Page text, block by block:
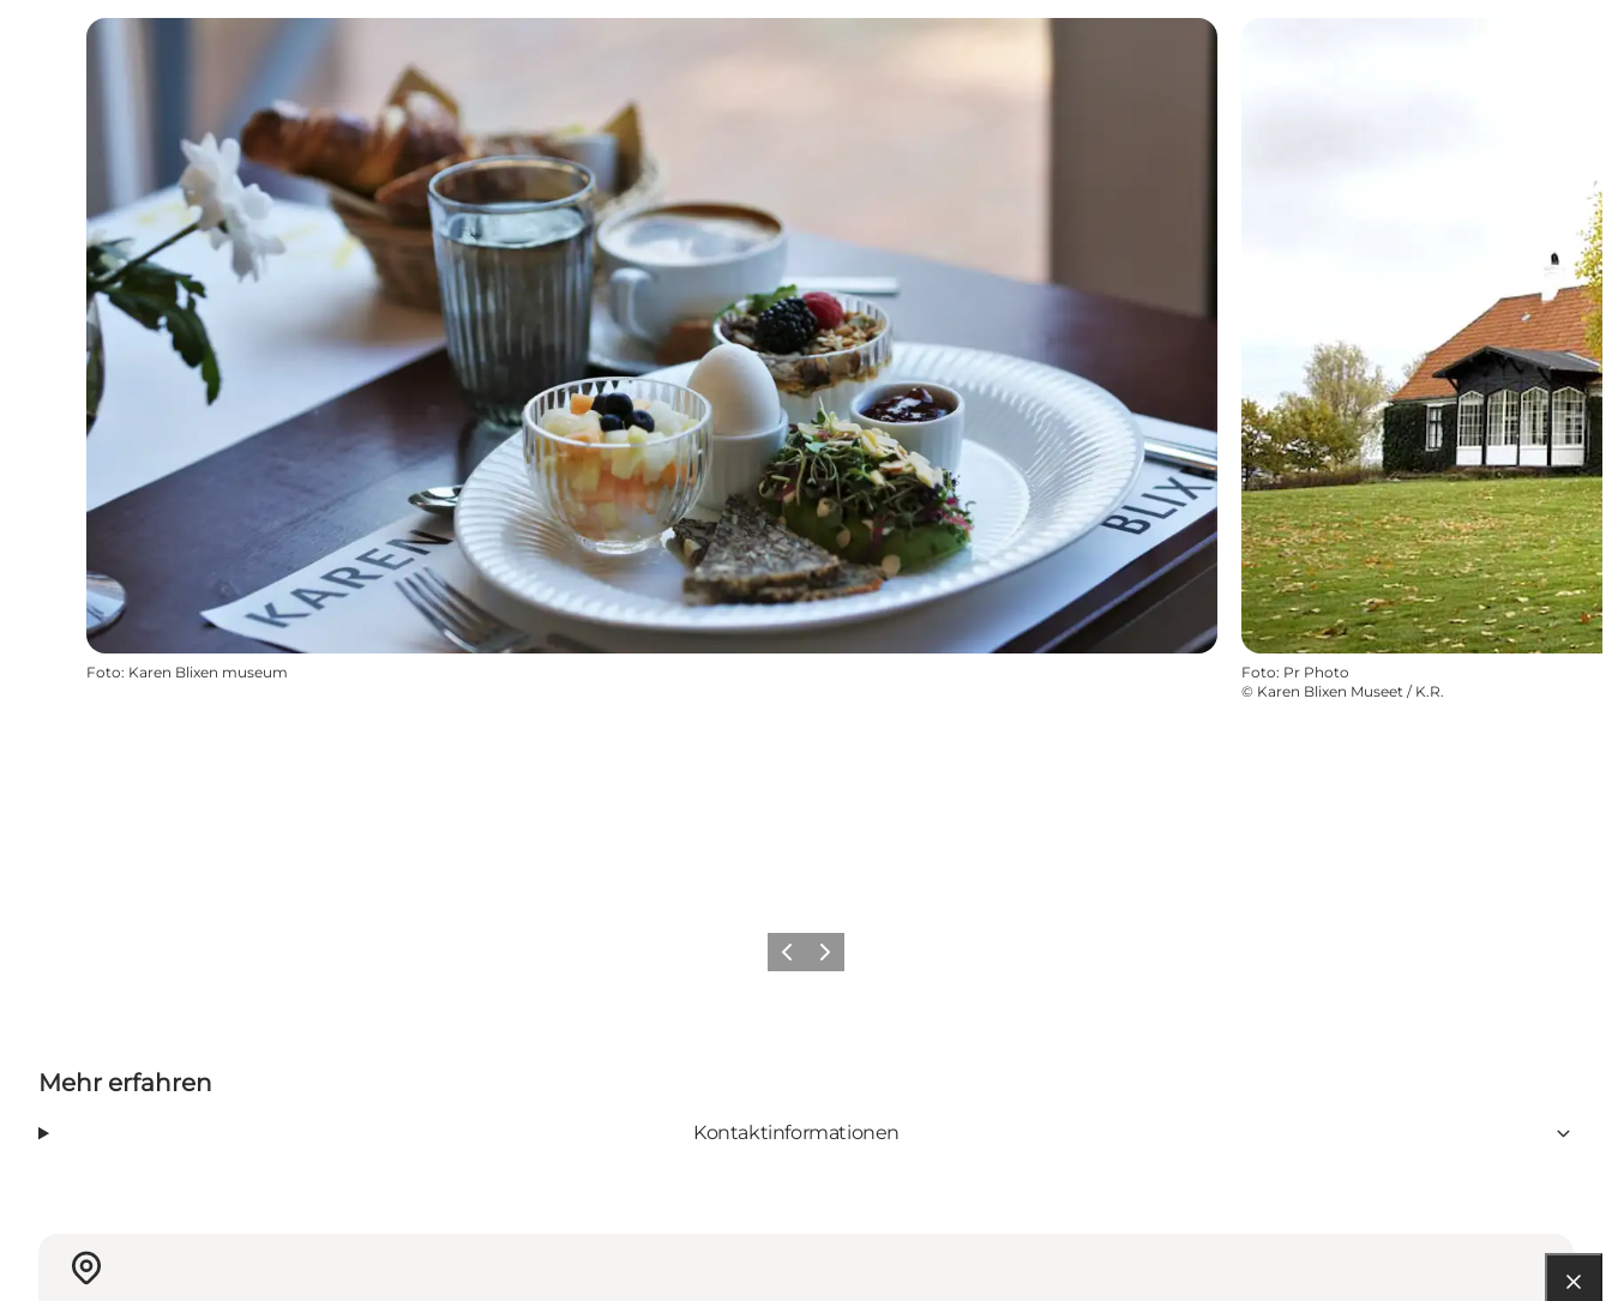
Foto: Karen Blixen museum Foto: Pr Photo
© Karen Blixen Museet / K.R.
ZurückWeiter
Mehr erfahren
Kontaktinformationen